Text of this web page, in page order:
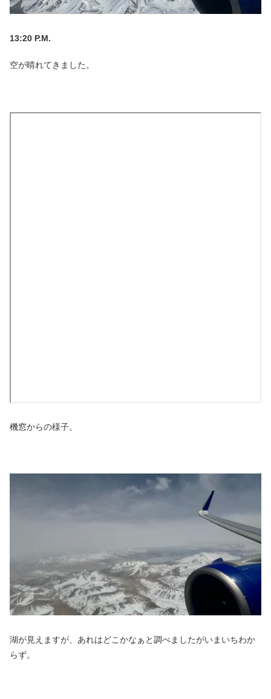
13:20 P.M.
空が晴れてきました。
機窓からの様子。
湖が見えますが、あれはどこかなぁと調べましたがいまいちわか
らず。